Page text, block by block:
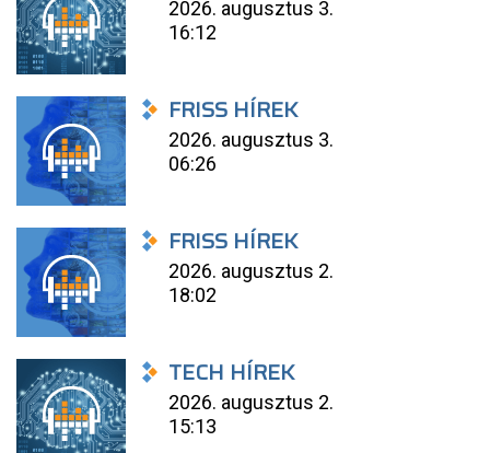
2026. augusztus 3.
16:12
FRISS HÍREK
2026. augusztus 3.
06:26
FRISS HÍREK
2026. augusztus 2.
18:02
TECH HÍREK
2026. augusztus 2.
15:13